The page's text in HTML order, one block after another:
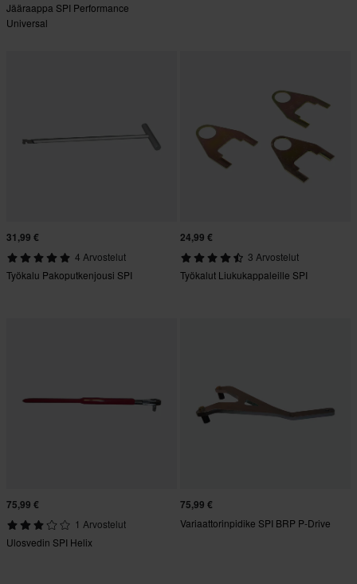
Jääraappa SPI Performance
Universal
31,99 €
4 Arvostelut
Työkalu Pakoputkenjousi SPI
24,99 €
3 Arvostelut
Työkalut Liukukappaleille SPI
75,99 €
1 Arvostelut
Ulosvedin SPI Helix
75,99 €
Variaattorinpidike SPI BRP P-Drive